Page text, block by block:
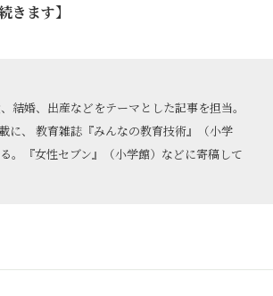
きます】
婚、出産などをテーマとした記事を担当。
に、 教育雑誌『みんなの教育技術』（小学
『女性セブン』（小学館）などに寄稿して